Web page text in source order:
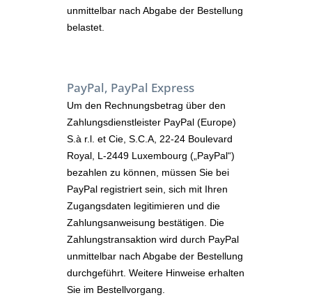
unmittelbar nach Abgabe der Bestellung
belastet.
PayPal, PayPal Express
Um den Rechnungsbetrag über den
Zahlungsdienstleister PayPal (Europe)
S.à r.l. et Cie, S.C.A, 22-24 Boulevard
Royal, L-2449 Luxembourg („PayPal“)
bezahlen zu können, müssen Sie bei
PayPal registriert sein, sich mit Ihren
Zugangsdaten legitimieren und die
Zahlungsanweisung bestätigen. Die
Zahlungstransaktion wird durch PayPal
unmittelbar nach Abgabe der Bestellung
durchgeführt. Weitere Hinweise erhalten
Sie im Bestellvorgang.